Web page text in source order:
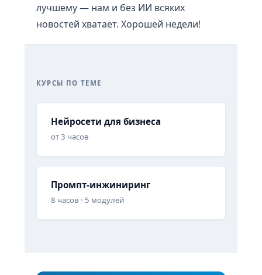
лучшему — нам и без ИИ всяких
новостей хватает. Хорошей недели!
КУРСЫ ПО ТЕМЕ
Нейросети для бизнеса
от 3 часов
Промпт-инжиниринг
8 часов · 5 модулей